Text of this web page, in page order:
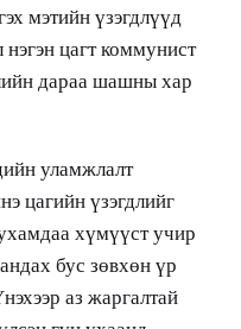
мэтийн үзэгдлүүд
цагт коммунист
дараа шашны хар
уламжлалт
цагийн үзэгдлийг
хүмүүст учир
бус зөвхөн үр
аз жаргалтай